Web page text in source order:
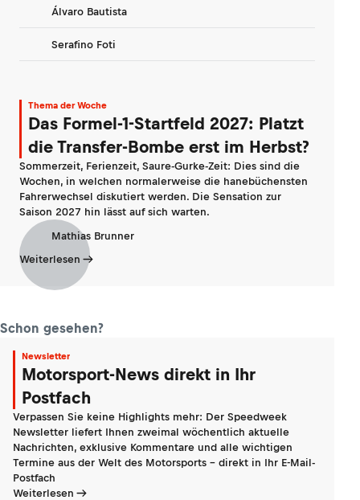
Álvaro Bautista
Serafino Foti
Thema der Woche
Das Formel-1-Startfeld 2027: Platzt
die Transfer-Bombe erst im Herbst?
Sommerzeit, Ferienzeit, Saure-Gurke-Zeit: Dies sind die
Wochen, in welchen normalerweise die hanebüchensten
Fahrerwechsel diskutiert werden. Die Sensation zur
Saison 2027 hin lässt auf sich warten.
Mathias Brunner
Weiterlesen
Schon gesehen?
Newsletter
Motorsport-News direkt in Ihr
Postfach
Verpassen Sie keine Highlights mehr: Der Speedweek
Newsletter liefert Ihnen zweimal wöchentlich aktuelle
Nachrichten, exklusive Kommentare und alle wichtigen
Termine aus der Welt des Motorsports - direkt in Ihr E-Mail-
Postfach
Weiterlesen